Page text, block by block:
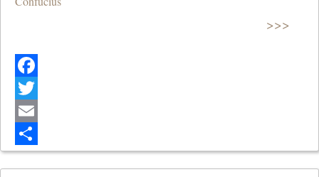
>>>
Facebook
Twitter
Email
Share